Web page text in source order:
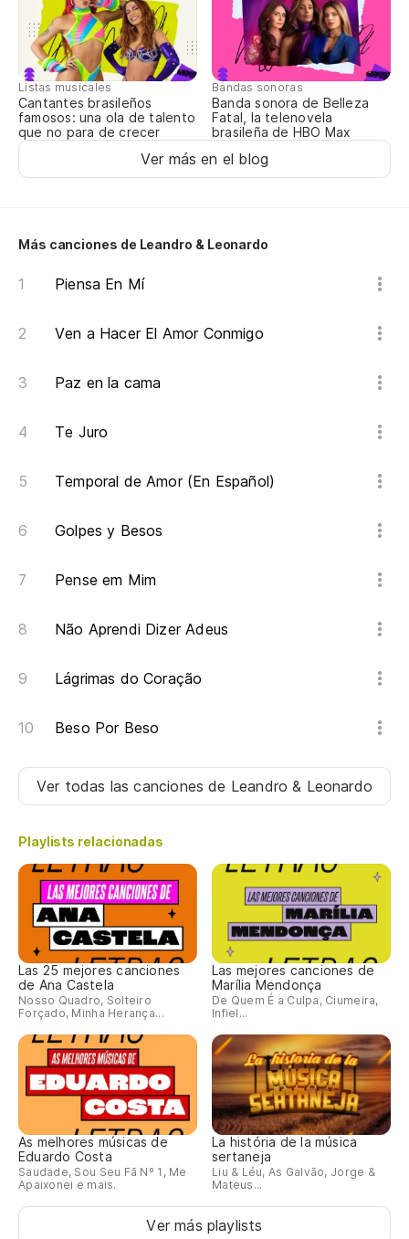
Listas musicales
Cantantes brasileños
famosos: una ola de talento
que no para de crecer
Bandas sonoras
Banda sonora de Belleza
Fatal, la telenovela
brasileña de HBO Max
Ver más en el blog
Más canciones de Leandro & Leonardo
Piensa En Mí
Ven a Hacer El Amor Conmigo
Paz en la cama
Te Juro
Temporal de Amor (En Español)
Golpes y Besos
Pense em Mim
Não Aprendi Dizer Adeus
Lágrimas do Coração
Beso Por Beso
Ver todas las cancionesde Leandro & Leonardo
Playlists relacionadas
Las 25 mejores canciones
de Ana Castela
Nosso Quadro, Solteiro
Forçado, Minha Herança...
Las mejores canciones de
Marília Mendonça
De Quem É a Culpa, Ciumeira,
Infiel...
As melhores músicas de
Eduardo Costa
Saudade, Sou Seu Fã Nº 1, Me
Apaixonei e mais.
La história de la música
sertaneja
Liu & Léu, As Galvão, Jorge &
Mateus...
Ver más playlists